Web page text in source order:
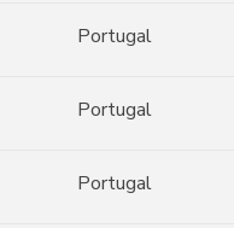
Portugal
Portugal
Portugal